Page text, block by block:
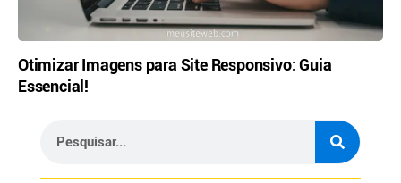
Otimizar Imagens para Site Responsivo: Guia
Essencial!